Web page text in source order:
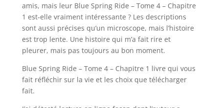
amis, mais leur Blue Spring Ride – Tome 4 – Chapitre
1 est-elle vraiment intéressante ? Les descriptions
sont aussi précises qu’un microscope, mais l’histoire
est trop lente. Une histoire qui m’a fait rire et
pleurer, mais pas toujours au bon moment.
Blue Spring Ride – Tome 4 – Chapitre 1 livre qui vous
fait réfléchir sur la vie et les choix que télécharger
fait.